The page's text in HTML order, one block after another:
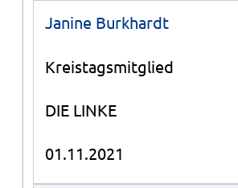
Janine Burkhardt
Kreistagsmitglied
DIE LINKE
01.11.2021